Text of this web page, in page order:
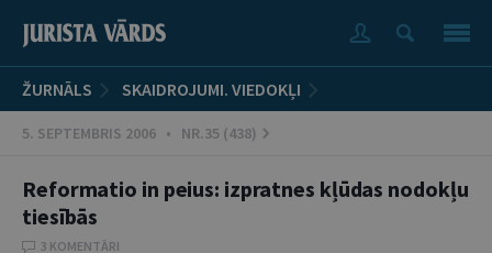
ŽURNĀLS SKAIDROJUMI. VIEDOKĻI
5. SEPTEMBRIS 2006 • NR.35 (438)
Reformatio in peius: izpratnes kļūdas nodokļu
tiesībās
3 KOMENTĀRI